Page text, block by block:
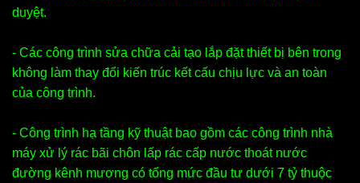
duyệt.
- Các công trình sửa chữa cải tạo lắp đặt thiết bị bên trong
không làm thay đổi kiến trúc kết cấu chịu lực và an toàn
của công trình.
- Công trình hạ tầng kỹ thuật bao gồm các công trình nhà
máy xử lý rác bãi chôn lấp rác cấp nước thoát nước
đường kênh mương có tổng mức đầu tư dưới 7 tỷ thuộc